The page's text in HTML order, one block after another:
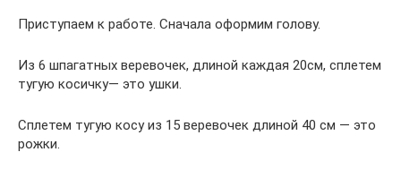
Приступаем к работе. Сначала оформим голову.
Из 6 шпагатных веревочек, длиной каждая 20см, сплетем
тугую косичку— это ушки.
Сплетем тугую косу из 15 веревочек длиной 40 см — это
рожки.